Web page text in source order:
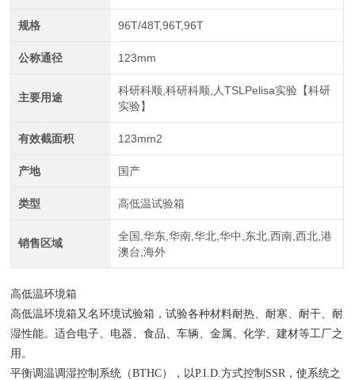
规格 96T/48T,96T,96T
公称通径 123mm
主要用途
科研科顺,科研科顺,人TSLPelisa实验【科研
实验】
有效截面积 123mm2
产地 国产
类型 高低温试验箱
销售区域
全国,华东,华南,华北,华中,东北,西南,西北,港
澳台,海外
高低温环境箱
高低温环境箱又名环境试验箱，试验各种材料耐热、耐寒、耐干、耐
湿性能。适合电子、电器、食品、车辆、金属、化学、建材等工厂之
用。
平衡调温调湿控制系统（BTHC），以P.I.D.方式控制SSR，使系统之